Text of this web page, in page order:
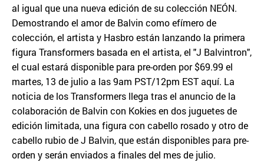
al igual que una nueva edición de su colección NEÓN.
Demostrando el amor de Balvin como efímero de
colección, el artista y Hasbro están lanzando la primera
figura Transformers basada en el artista, el "J Balvintron",
el cual estará disponible para pre-orden por $69.99 el
martes, 13 de julio a las 9am PST/12pm EST aquí. La
noticia de los Transformers llega tras el anuncio de la
colaboración de Balvin con Kokies en dos juguetes de
edición limitada, una figura con cabello rosado y otro de
cabello rubio de J Balvin, que están disponibles para pre-
orden y serán enviados a finales del mes de julio.